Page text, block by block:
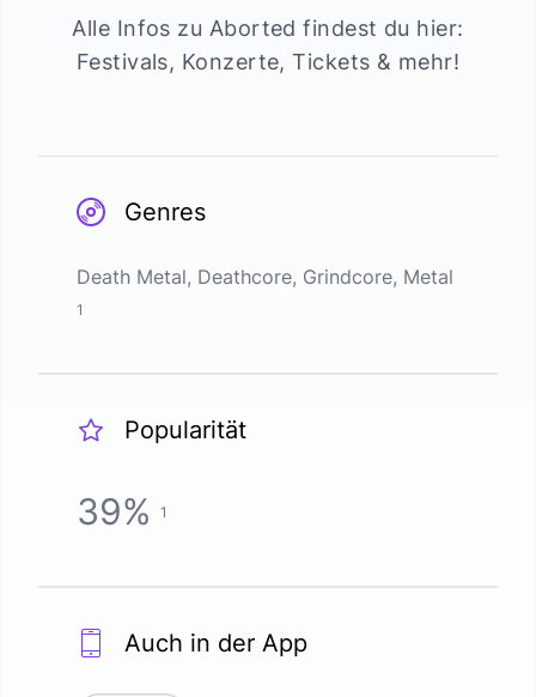
Alle Infos zu Aborted findest du hier:
Festivals, Konzerte, Tickets & mehr!
Genres
Death Metal, Deathcore, Grindcore, Metal
1
Popularität
39% 1
Auch in der App